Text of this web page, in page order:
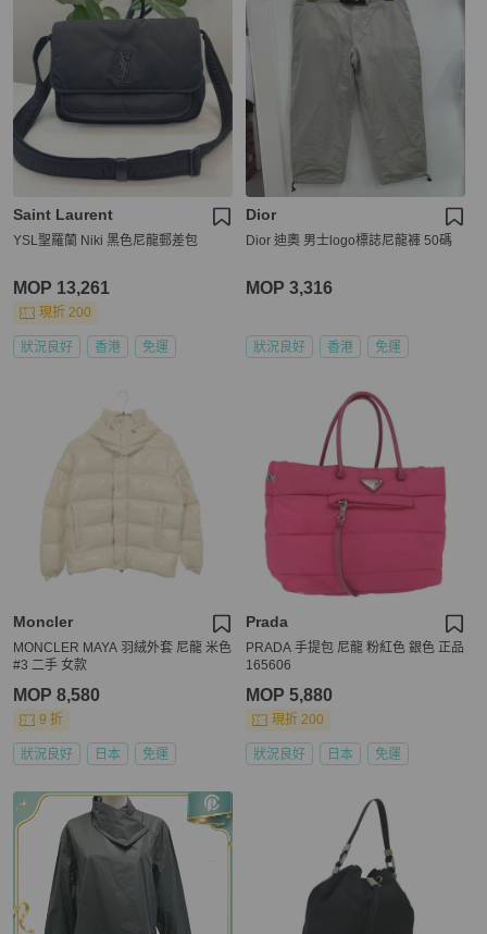
Saint Laurent
YSL聖羅蘭 Niki 黑色尼龍郵差包
MOP 13,261
現折 200
狀況良好 香港 免運
Dior
Dior 迪奧 男士logo標誌尼龍褲 50碼
MOP 3,316
狀況良好 香港 免運
Moncler
MONCLER MAYA 羽絨外套 尼龍 米色
#3 二手 女款
MOP 8,580
9 折
狀況良好 日本 免運
Prada
PRADA 手提包 尼龍 粉紅色 銀色 正品
165606
MOP 5,880
現折 200
狀況良好 日本 免運